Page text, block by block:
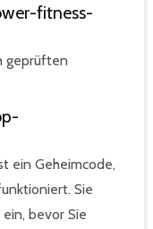
fitness-
geprüften
ein Geheimcode,
Sie
bevor Sie